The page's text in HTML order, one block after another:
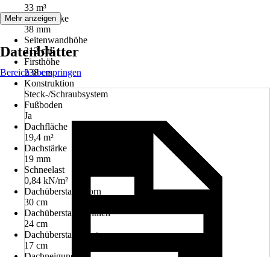
33 m³
Wandstärke
38 mm
Seitenwandhöhe
212 cm
Firsthöhe
238 cm
Konstruktion
Steck-/Schraubsystem
Fußboden
Ja
Dachfläche
19,4 m²
Dachstärke
19 mm
Schneelast
0,84 kN/m²
Dachüberstand vorn
30 cm
Dachüberstand seitlich
24 cm
Dachüberstand hinten
17 cm
Mehr anzeigen
Datenblätter
Bereich überspringen